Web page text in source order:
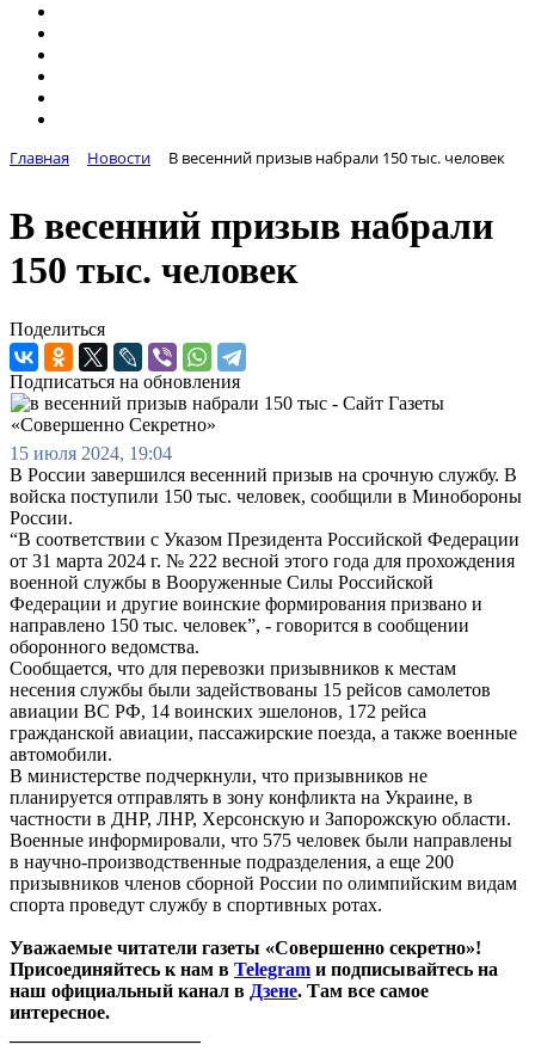
Главная Новости В весенний призыв набрали 150 тыс. человек
В весенний призыв набрали
150 тыс. человек
Поделиться
Подписаться на обновления
15 июля 2024, 19:04
В России завершился весенний призыв на срочную службу. В
войска поступили 150 тыс. человек, сообщили в Минобороны
России.
“В соответствии с Указом Президента Российской Федерации
от 31 марта 2024 г. № 222 весной этого года для прохождения
военной службы в Вооруженные Силы Российской
Федерации и другие воинские формирования призвано и
направлено 150 тыс. человек”, - говорится в сообщении
оборонного ведомства.
Сообщается, что для перевозки призывников к местам
несения службы были задействованы 15 рейсов самолетов
авиации ВС РФ, 14 воинских эшелонов, 172 рейса
гражданской авиации, пассажирские поезда, а также военные
автомобили.
В министерстве подчеркнули, что призывников не
планируется отправлять в зону конфликта на Украине, в
частности в ДНР, ЛНР, Херсонскую и Запорожскую области.
Военные информировали, что 575 человек были направлены
в научно-производственные подразделения, а еще 200
призывников членов сборной России по олимпийским видам
спорта проведут службу в спортивных ротах.
Уважаемые читатели газеты «Совершенно секретно»!
Присоединяйтесь к нам в Telegram и подписывайтесь на
наш официальный канал в Дзене. Там все самое
интересное.